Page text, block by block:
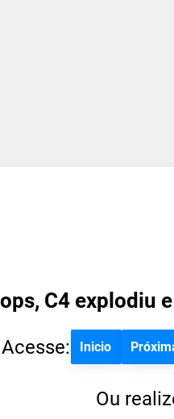
C4 explodiu
Acesse: Inicio
Ou